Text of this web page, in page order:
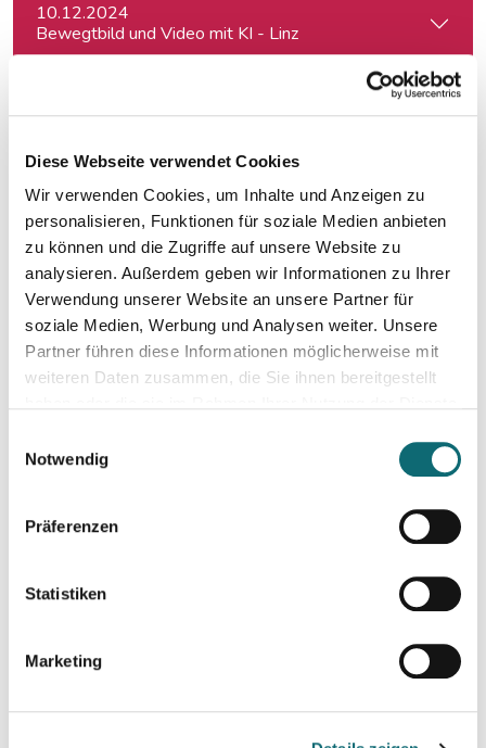
Diese Webseite verwendet Cookies
Wir verwenden Cookies, um Inhalte und Anzeigen zu
personalisieren, Funktionen für soziale Medien anbieten
zu können und die Zugriffe auf unsere Website zu
analysieren. Außerdem geben wir Informationen zu Ihrer
Verwendung unserer Website an unsere Partner für
soziale Medien, Werbung und Analysen weiter. Unsere
Partner führen diese Informationen möglicherweise mit
weiteren Daten zusammen, die Sie ihnen bereitgestellt
Notwendig
Präferenzen
Statistiken
Marketing
10.12.2024
Bewegtbild und Video mit KI - Linz
21.01.2025
Die 5 wichtigsten Video-Stile für Social Media
23.01.2025
Podcasting für Anfänger:innen: Der Weg zum eigenen
29.01.2025
Media and Society in Ukraine after three years of war.
KI für die Podcast-Produktion
20.02.2025